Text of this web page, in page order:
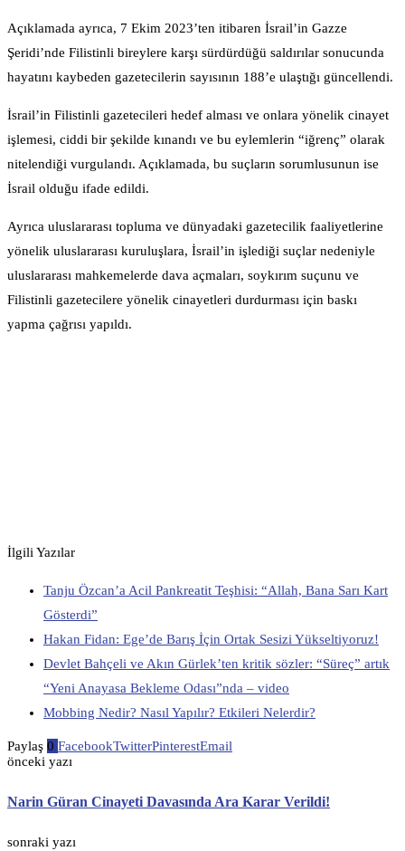
Açıklamada ayrıca, 7 Ekim 2023’ten itibaren İsrail’in Gazze
Şeridi’nde Filistinli bireylere karşı sürdürdüğü saldırılar sonucunda
hayatını kaybeden gazetecilerin sayısının 188’e ulaştığı güncellendi.
İsrail’in Filistinli gazetecileri hedef alması ve onlara yönelik cinayet
işlemesi, ciddi bir şekilde kınandı ve bu eylemlerin “iğrenç” olarak
nitelendiği vurgulandı. Açıklamada, bu suçların sorumlusunun ise
İsrail olduğu ifade edildi.
Ayrıca uluslararası topluma ve dünyadaki gazetecilik faaliyetlerine
yönelik uluslararası kuruluşlara, İsrail’in işlediği suçlar nedeniyle
uluslararası mahkemelerde dava açmaları, soykırım suçunu ve
Filistinli gazetecilere yönelik cinayetleri durdurması için baskı
yapma çağrısı yapıldı.
İlgili Yazılar
Tanju Özcan’a Acil Pankreatit Teşhisi: “Allah, Bana Sarı Kart
Gösterdi”
Hakan Fidan: Ege’de Barış İçin Ortak Sesizi Yükseltiyoruz!
Devlet Bahçeli ve Akın Gürlek’ten kritik sözler: “Süreç” artık
“Yeni Anayasa Bekleme Odası”nda – video
Mobbing Nedir? Nasıl Yapılır? Etkileri Nelerdir?
Paylaş 0 FacebookTwitterPinterestEmail
önceki yazı
Narin Güran Cinayeti Davasında Ara Karar Verildi!
sonraki yazı